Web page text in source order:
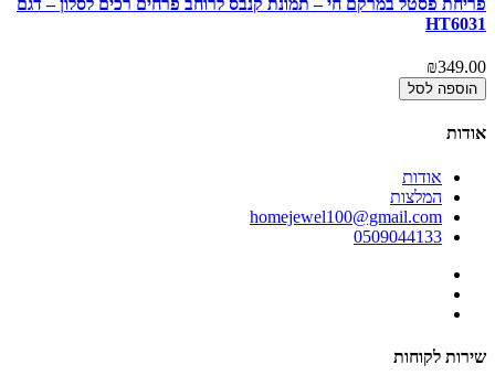
HT6031
₪349.00
הוספה לסל
אודות
אודות
המלצות
homejewel100@gmail.com
0509044133
שירות לקוחות